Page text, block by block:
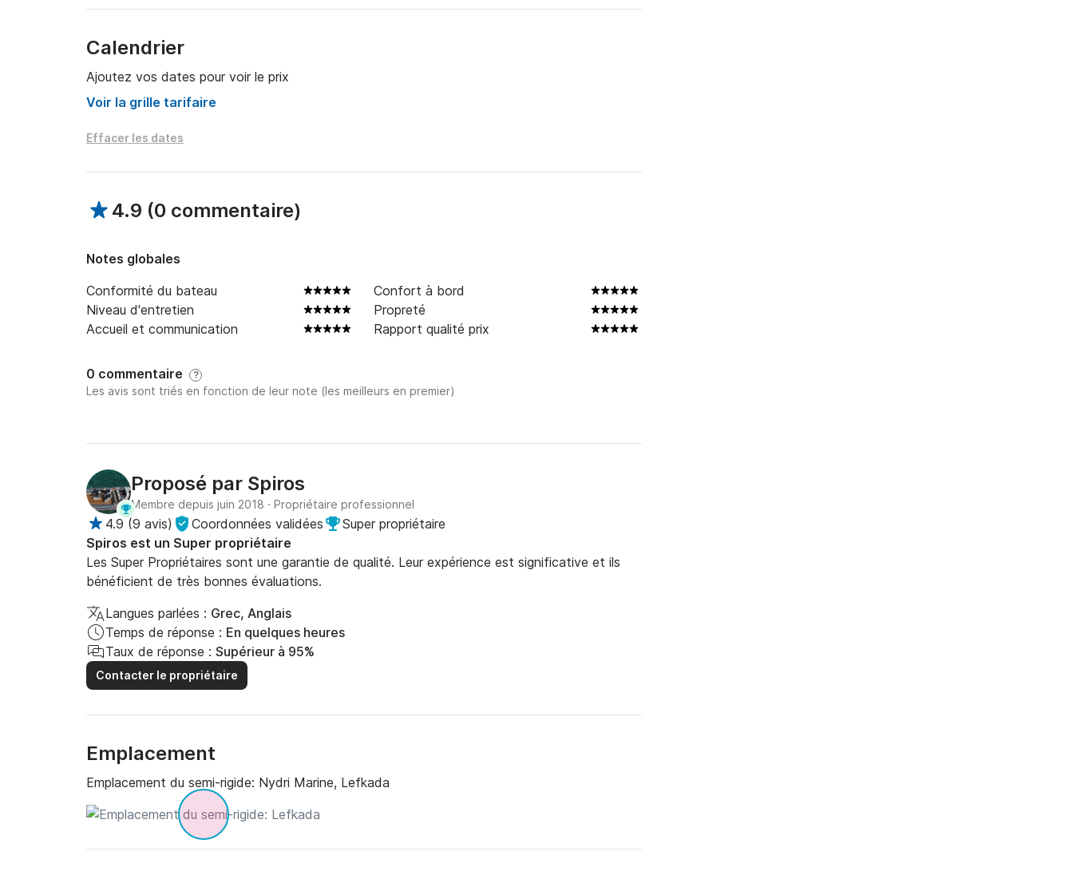
Calendrier
Ajoutez vos dates pour voir le prix
Voir la grille tarifaire
Effacer les dates
4.9 (0 commentaire)
Notes globales
Conformité du bateau
Confort à bord
Niveau d'entretien
Propreté
Accueil et communication
Rapport qualité prix
0 commentaire ?
Les avis sont triés en fonction de leur note (les meilleurs en premier)
Proposé par Spiros
Membre depuis juin 2018 · Propriétaire professionnel
4.9 (9 avis) Coordonnées validées
Super propriétaire
Spiros est un Super propriétaire
Les Super Propriétaires sont une garantie de qualité. Leur expérience est significative et ils
bénéficient de très bonnes évaluations.
Langues parlées : Grec, Anglais
Temps de réponse : En quelques heures
Taux de réponse : Supérieur à 95%
Contacter le propriétaire
Emplacement
Emplacement du semi-rigide: Nydri Marine, Lefkada